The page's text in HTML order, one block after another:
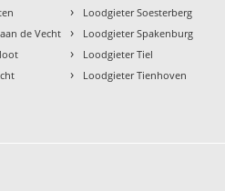
de Vecht
› Loodgieter Soesterberg
› Loodgieter Spakenburg
› Loodgieter Tiel
› Loodgieter Tienhoven